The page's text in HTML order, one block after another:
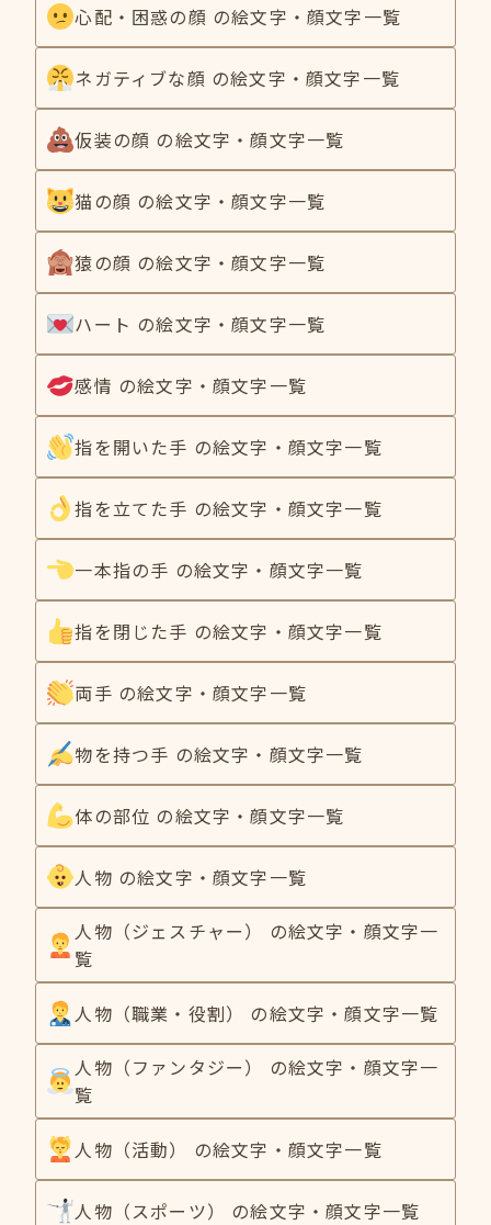
心配・困惑の顔 の絵文字・顔文字一覧
ネガティブな顔 の絵文字・顔文字一覧
仮装の顔 の絵文字・顔文字一覧
猫の顔 の絵文字・顔文字一覧
猿の顔 の絵文字・顔文字一覧
ハート の絵文字・顔文字一覧
感情 の絵文字・顔文字一覧
指を開いた手 の絵文字・顔文字一覧
指を立てた手 の絵文字・顔文字一覧
一本指の手 の絵文字・顔文字一覧
指を閉じた手 の絵文字・顔文字一覧
両手 の絵文字・顔文字一覧
物を持つ手 の絵文字・顔文字一覧
体の部位 の絵文字・顔文字一覧
人物 の絵文字・顔文字一覧
人物（ジェスチャー） の絵文字・顔文字一
覧
人物（職業・役割） の絵文字・顔文字一覧
人物（ファンタジー） の絵文字・顔文字一
覧
人物（活動） の絵文字・顔文字一覧
人物（スポーツ） の絵文字・顔文字一覧